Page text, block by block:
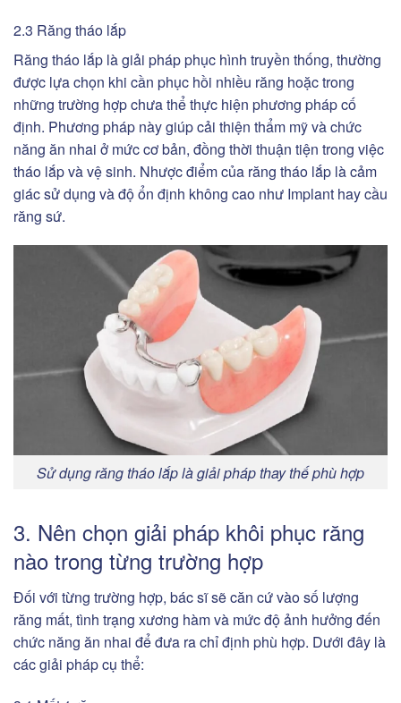
2.3 Răng tháo lắp
Răng tháo lắp là giải pháp phục hình truyền thống, thường
được lựa chọn khi cần phục hồi nhiều răng hoặc trong
những trường hợp chưa thể thực hiện phương pháp cố
định. Phương pháp này giúp cải thiện thẩm mỹ và chức
năng ăn nhai ở mức cơ bản, đồng thời thuận tiện trong việc
tháo lắp và vệ sinh. Nhược điểm của răng tháo lắp là cảm
giác sử dụng và độ ổn định không cao như Implant hay cầu
răng sứ.
Sử dụng răng tháo lắp là giải pháp thay thế phù hợp
3. Nên chọn giải pháp khôi phục răng
nào trong từng trường hợp
Đối với từng trường hợp, bác sĩ sẽ căn cứ vào số lượng
răng mất, tình trạng xương hàm và mức độ ảnh hưởng đến
chức năng ăn nhai để đưa ra chỉ định phù hợp. Dưới đây là
các giải pháp cụ thể: